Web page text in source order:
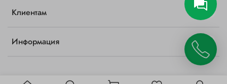
Клиентам
Информация